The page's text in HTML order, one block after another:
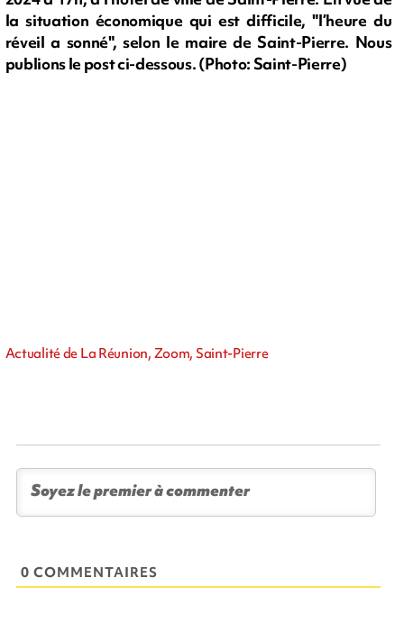
la situation économique qui est difficile, "l’heure du
réveil a sonné", selon le maire de Saint-Pierre. Nous
publions le post ci-dessous. (Photo: Saint-Pierre)
Actualité de La Réunion, Zoom, Saint-Pierre
0 COMMENTAIRES